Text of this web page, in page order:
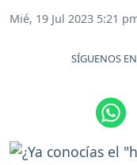
Mié, 19 Jul 2023 5:21
SÍGUENOS